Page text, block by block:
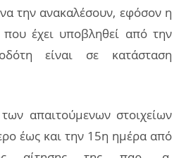
την ανακαλέσουν, εφόσον η
που έχει υποβληθεί από την
είναι σε κατάσταση
απαιτούμενων στοιχείων
έως και την 15η ημέρα από